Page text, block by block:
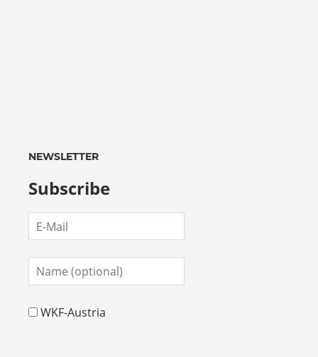
NEWSLETTER
Subscribe
WKF-Austria